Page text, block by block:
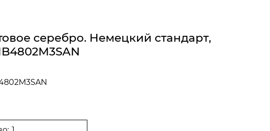
серебро. Немецкий стандарт,